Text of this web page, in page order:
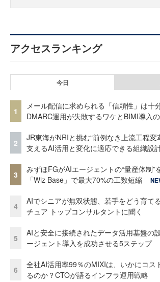
アクセスランキング
今日
1
メール配信に求められる「信頼性」は十
DMARC運用が失敗するワケとBIMI導入
2
JR東海がNRIと挑む“前例なき上流工程
支えるAI活用と変化に適応できる組織設
3
みずほFGがAIエージェントの“量産体制
「Wiz Base」で最大70%の工数短縮
4
AIでシニアが無双状態、若手をどう育て
チュア トップコンサルタントに聞く
5
AIと安全に接続されたデータ活用基盤の
ージェント導入を成功させる5ステップ
6
全社AI活用率99％のMIXIは、いかにコス
るのか？CTOが語るインフラ運用戦略